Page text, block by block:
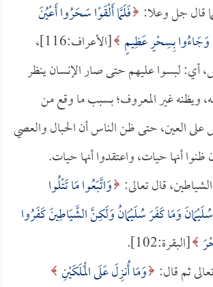
قال جل وعلا: فَلَمَّا أَلْقَوْا سَحَرُوا أَعْيُنَ
بِسِحْرٍ عَظِيمٍ
[الأعراف:116]،
أي: لبسوا عليهم حتى صار الإنسان ينظر
ويظنه غير المعروف؛ بسبب ما وقع من
العين، حتى ظن الناس أن الحبال والعصي
أنها حيات، واعتقدوا أنها حيات.
قال تعالى: وَاتَّبَعُوا مَا تَتْلُوا
وَمَا كَفَرَ سُلَيْمَانُ وَلَكِنَّ الشَّيَاطِينَ كَفَرُوا
[البقرة:102].
ثم قال: وَمَا أُنزِلَ عَلَى الْمَلَكَيْنِ